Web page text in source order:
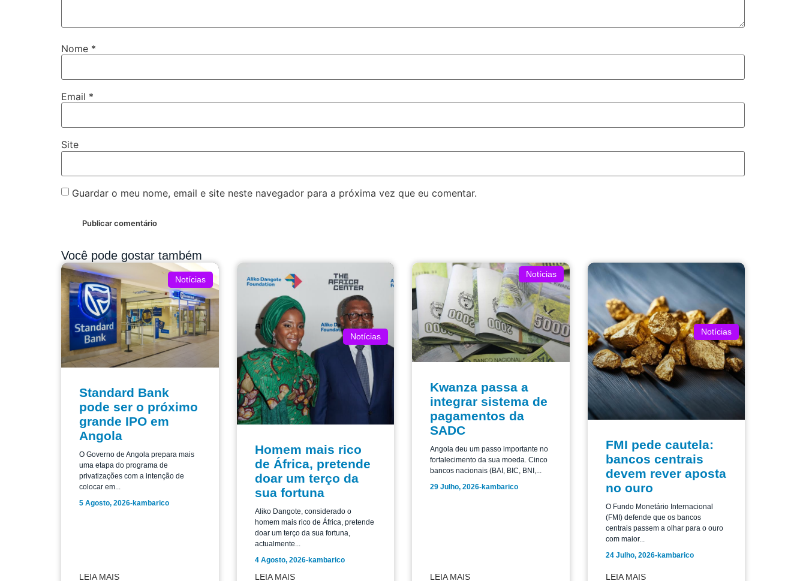
Nome *
Email *
Site
Guardar o meu nome, email e site neste navegador para a próxima vez que eu comentar.
Você pode gostar também
Notícias
Standard Bank
pode ser o próximo
grande IPO em
Angola
O Governo de Angola prepara mais
uma etapa do programa de
privatizações com a intenção de
colocar em...
5 Agosto, 2026-kambarico
LEIA MAIS
Notícias
Homem mais rico
de África, pretende
doar um terço da
sua fortuna
Aliko Dangote, considerado o
homem mais rico de África, pretende
doar um terço da sua fortuna,
actualmente...
4 Agosto, 2026-kambarico
LEIA MAIS
Notícias
Kwanza passa a
integrar sistema de
pagamentos da
SADC
Angola deu um passo importante no
fortalecimento da sua moeda. Cinco
bancos nacionais (BAI, BIC, BNI,...
29 Julho, 2026-kambarico
LEIA MAIS
Notícias
FMI pede cautela:
bancos centrais
devem rever aposta
no ouro
O Fundo Monetário Internacional
(FMI) defende que os bancos
centrais passem a olhar para o ouro
com maior...
24 Julho, 2026-kambarico
LEIA MAIS